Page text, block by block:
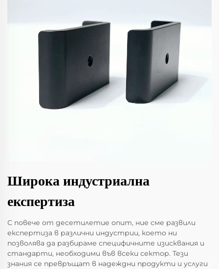
Широка индустриална
експертиза
С повече от десетилетие опит, ние сме развили
експертиза в различни индустрии, което ни
позволява да разбираме специфичните изисквания и
стандарти, необходими във всеки сектор. Тези
знания се превръщат в надеждни продукти и услуги